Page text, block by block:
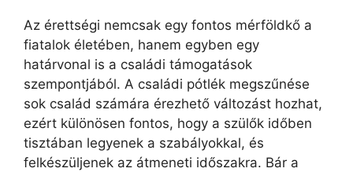
Az érettségi nemcsak egy fontos mérföldkő a
fiatalok életében, hanem egyben egy
határvonal is a családi támogatások
szempontjából. A családi pótlék megszűnése
sok család számára érezhető változást hozhat,
ezért különösen fontos, hogy a szülők időben
tisztában legyenek a szabályokkal, és
felkészüljenek az átmeneti időszakra. Bár a